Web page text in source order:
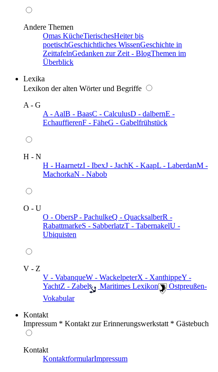
Andere Themen
Omas KücheTierischesHeiter bis
poetischGeschichtliches WissenGeschichte in
ZeittafelnGedanken zur Zeit - BlogThemen im
Überblick
Lexika
Lexikon der alten Wörter und Begriffe
A - G
A - AalB - BaasC - CalculusD - dalbernE -
EchauffierenF - FäheG - Gabelfrühstück
H - N
H - HaarnetzI - IbexJ - JachK - KaapL - LaberdanM -
MachorkaN - Nabob
O - U
O - ObersP - PachulkeQ - QuacksalberR -
RabattmarkeS - SabberlatzT - TabernakelU -
Ubiquisten
V - Z
V - VabanqueW - WackelpeterX - XanthippeY -
YachtZ - Zabel ️ Maritimes Lexikon
️ Ostpreußen-
Vokabular
Kontakt
Impressum * Kontakt zur Erinnerungswerkstatt * Gästebuch
Kontakt
KontaktformularImpressum